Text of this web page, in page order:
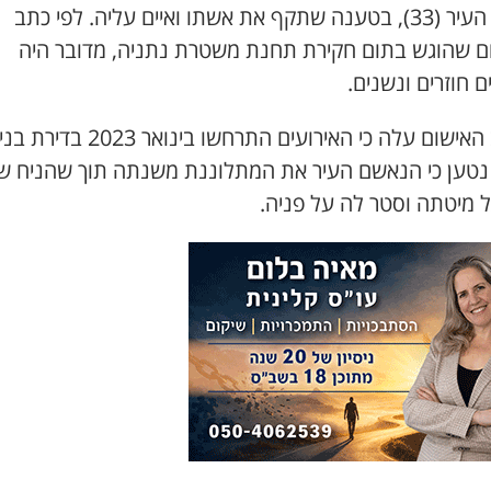
תושב העיר (33), בטענה שתקף את אשתו ואיים עליה. לפי כתב
שהוגש בתום חקירת תחנת משטרת נתניה, מדובר היה
חוזרים ונשנים.
מכתב האישום עלה כי האירועים התרחשו
נטען כי הנאשם העיר את המתלוננת משנתה תוך שהניח
מיטתה וסטר לה על פניה.